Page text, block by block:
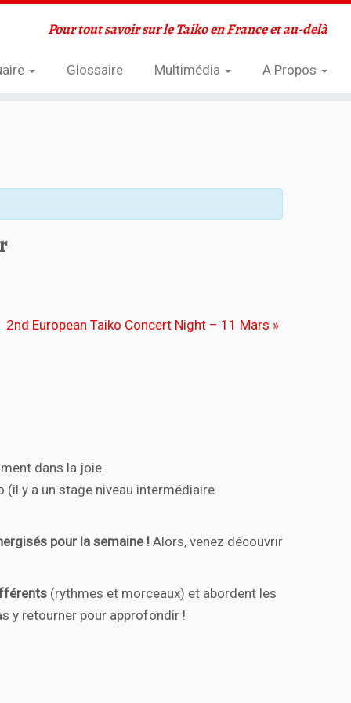
Pour tout savoir sur le Taiko en France et au-delà
Glossaire Multimédia A Propos
2nd European Taiko Concert Night – 11 Mars »
dans la joie.
(il y a un stage niveau intermédiaire
pour la semaine ! Alors, venez découvrir
(rythmes et morceaux) et abordent les
y retourner pour approfondir !